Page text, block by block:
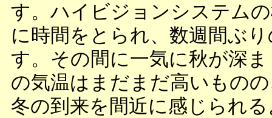
す。ハイビジョンシステム
に時間をとられ、数週間ぶ
す。その間に一気に秋が深
の気温はまだまだ高いもの
冬の到来を間近に感じられ